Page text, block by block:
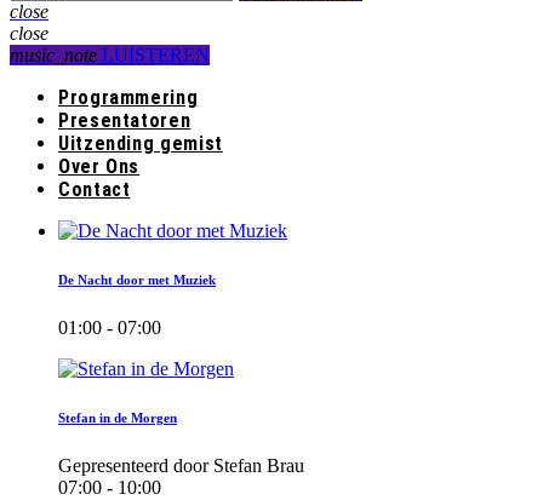
close
close
music_note LUISTEREN
Programmering
Presentatoren
Uitzending gemist
Over Ons
Contact
De Nacht door met Muziek
01:00 - 07:00
Stefan in de Morgen
Gepresenteerd door Stefan Brau
07:00 - 10:00